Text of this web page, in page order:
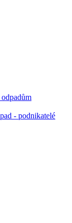
- podnikatelé